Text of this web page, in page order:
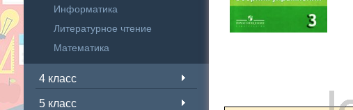
Информатика
Литературное чтение
Математика
4 класс
5 класс